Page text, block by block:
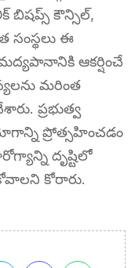
బిషప్స్ కౌన్సిల్,
సంస్థలు ఈ
ఆకర్షించే
మరింత
ప్రభుత్వ
ప్రోత్సహించడం
దృష్టిలో
కోరారు.